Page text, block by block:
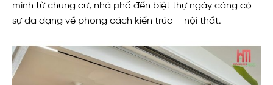
minh từ chung cư, nhà phố đến biệt thự ngày càng có
sự đa dạng về phong cách kiến trúc – nội thất.